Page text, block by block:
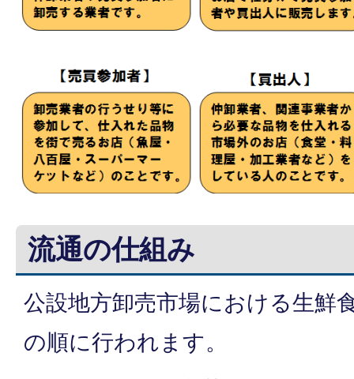
流通の仕組み
公設地方卸売市場における生鮮
の順に行われます。